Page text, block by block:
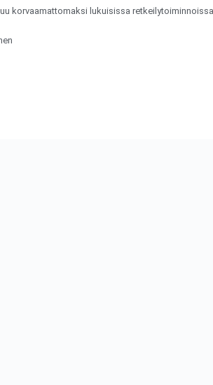
korvaamattomaksi lukuisissa